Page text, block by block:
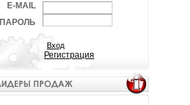
E-MAIL
ПАРОЛЬ
Регистрация